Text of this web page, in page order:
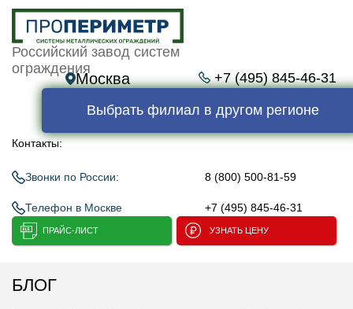
Российский завод систем
ограждения
Москва +7 (495) 845-46-31
Выбрать филиал в другом регионе
Контакты:
Звонки по России: 8 (800) 500-81-59
Телефон в Москве +7 (495) 845-46-31
ПРАЙС-ЛИСТ УЗНАТЬ ЦЕНУ
БЛОГ